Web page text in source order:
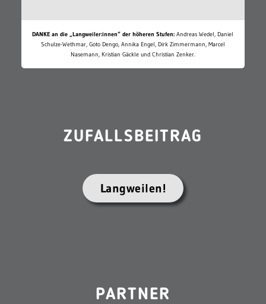
DANKE an die „Langweiler:innen“ der höheren Stufen: Andreas Wedel, Daniel
Schulze-Wethmar, Goto Dengo, Annika Engel, Dirk Zimmermann, Marcel
Nasemann, Kristian Gäckle und Christian Zenker.
ZUFALLSBEITRAG
Langweilen!
PARTNER